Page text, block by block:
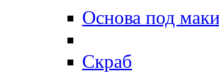
Основа под
Скраб